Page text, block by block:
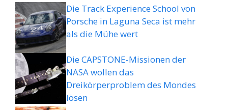
Die Track Experience School von
Porsche in Laguna Seca ist mehr
als die Mühe wert
Die CAPSTONE-Missionen der
NASA wollen das
Dreikörperproblem des Mondes
lösen